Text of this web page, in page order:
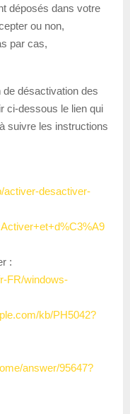
déposés dans votre
ou non,
par cas,
de désactivation des
ci-dessous le lien qui
suivre les instructions
activer-desactiver-
:
FR/windows-
kb/PH5042?
answer/95647?